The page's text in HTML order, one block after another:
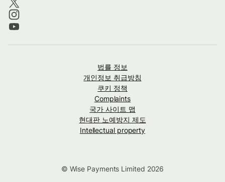
법률 정보
개인정보 취급방침
쿠키 정책
Complaints
국가 사이트 맵
현대판 노예방지 제도
Intellectual property
© Wise Payments Limited 2026